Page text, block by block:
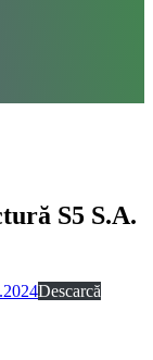
S5 S.A.
Descarcă